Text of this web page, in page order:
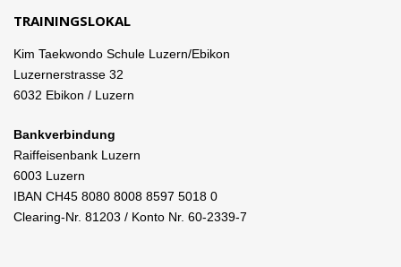
TRAININGSLOKAL
Kim Taekwondo Schule Luzern/Ebikon
Luzernerstrasse 32
6032 Ebikon / Luzern
Bankverbindung
Raiffeisenbank Luzern
6003 Luzern
IBAN CH45 8080 8008 8597 5018 0
Clearing-Nr. 81203 / Konto Nr. 60-2339-7